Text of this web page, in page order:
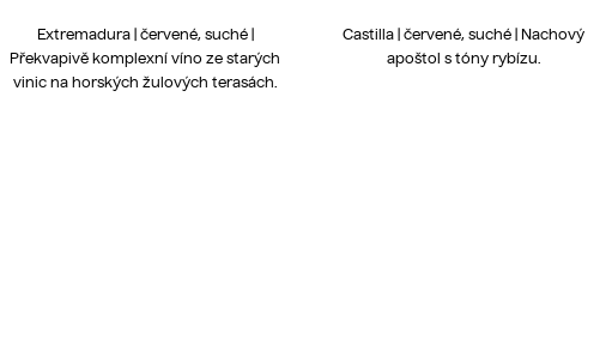
Extremadura | červené, suché |
Překvapivě komplexní víno ze starých
vinic na horských žulových terasách.
Castilla | červené, suché | Nachový
apoštol s tóny rybízu.